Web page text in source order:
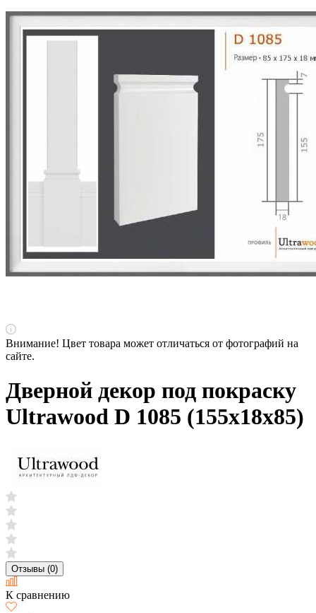
Внимание! Цвет товара может отличаться от фотографий на
сайте.
Дверной декор под покраску
Ultrawood D 1085 (155х18х85)
Отзывы (0)
К сравнению